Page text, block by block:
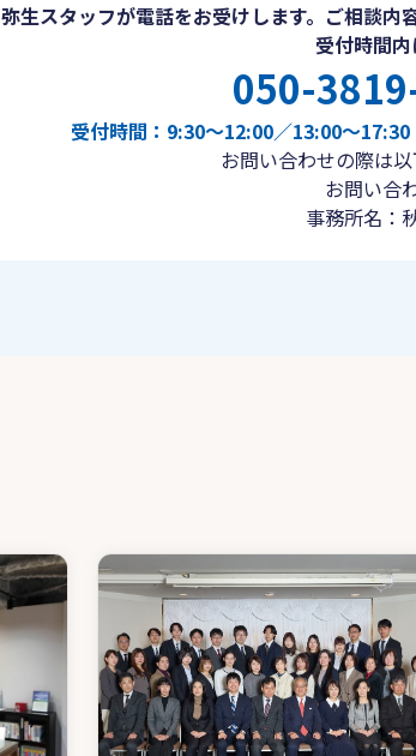
弥生スタッフが電話をお受けします。ご相談
受付時間内
050-
受付時間：9:30〜12:00／13:00〜
お問い合わせの際は
お問い合
事務所名：